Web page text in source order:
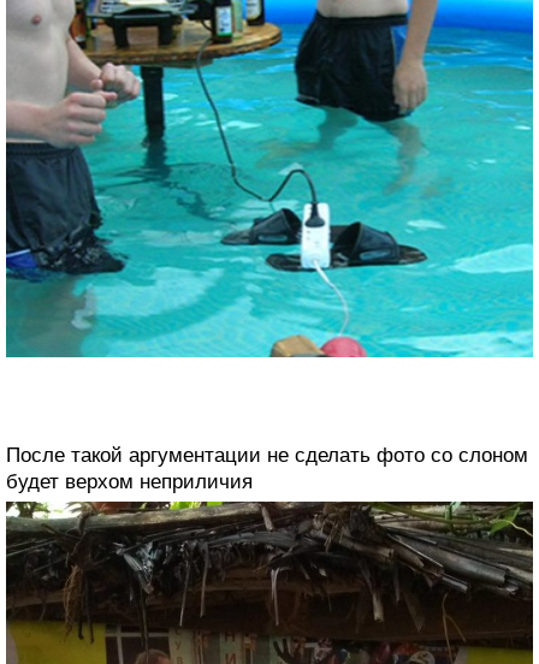
После такой аргументации не сделать фото со слоном
будет верхом неприличия